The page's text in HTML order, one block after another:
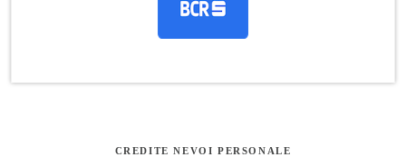
CREDITE NEVOI PERSONALE